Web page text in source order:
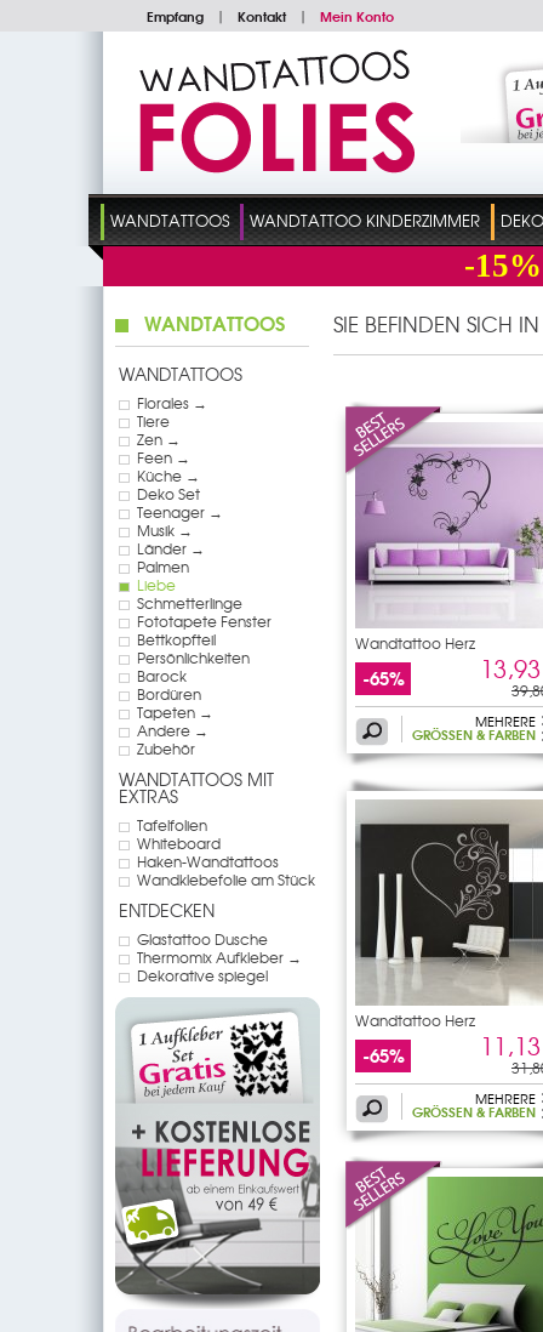
Empfang | Kontakt | Mein Konto
WANDTATTOOS WANDTATTOO KINDERZIMMER
-15%
WANDTATTOOS
WANDTATTOOS
Florales →
Tiere
Zen →
Feen →
Küche →
Deko Set
Teenager →
Musik →
Länder →
Palmen
Liebe
Schmetterlinge
Fototapete Fenster
Bettkopfteil
Persönlichkeiten
Barock
Bordüren
Tapeten →
Andere →
Zubehör
WANDTATTOOS MIT
EXTRAS
Tafelfolien
Whiteboard
Haken-Wandtattoos
Wandklebefolie am Stück
ENTDECKEN
Glastattoo Dusche
Thermomix Aufkleber →
Dekorative spiegel
SIE BEFINDEN SICH
Wandtattoo Herz
-65%
MEHRERE
GRÖSSEN & FARBEN
Wandtattoo Herz
-65%
MEHRERE
GRÖSSEN & FARBEN